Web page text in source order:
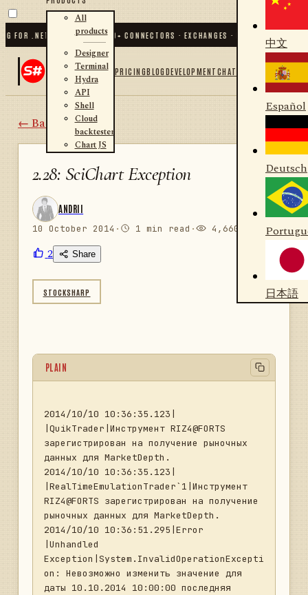
.NET AND PYTHON✦70+ CONNECTORS · EXCHANGES · BROKERS · CRYPTO
All
products
Designer
Terminal
Hydra
API
Shell
Cloud
backtester
Chart JS
PRICINGBLOGDEVELOPMENTCHAT
中文
Español
Deutsch
日本語
← Back
2.28: SciChart Exception
ANDRII
10 October 2014 · 1 min read · 4,660 views
2 Share
STOCKSHARP
PLAIN
2014/10/10 10:36:35.123|
|QuikTrader|Инструмент RIZ4@FORTS
зарегистрирован на получение рыночных
данных для MarketDepth.
2014/10/10 10:36:35.123|
|RealTimeEmulationTrader`1|Инструмент
RIZ4@FORTS зарегистрирован на получение
рыночных данных для MarketDepth.
2014/10/10 10:36:51.295|Error
|Unhandled
Exception|System.InvalidOperationExcepti
on: Невозможно изменить значение для
даты 10.10.2014 10:00:00 последняя